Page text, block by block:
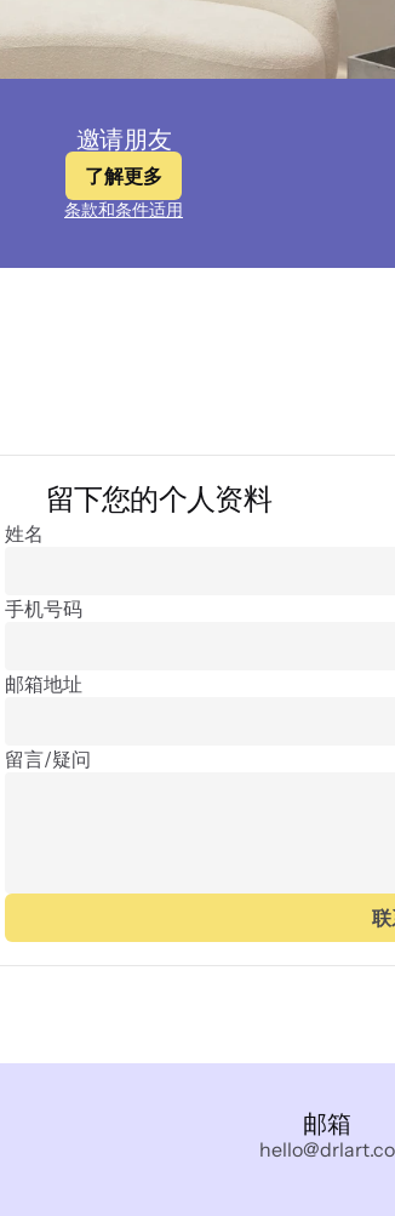
邀请朋友
了解更多
条款和条件适用
留下您的个人资料
姓名
手机号码
邮箱地址
留言/疑问
邮箱